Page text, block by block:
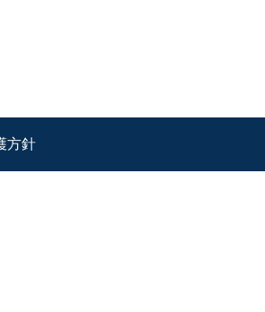
方針